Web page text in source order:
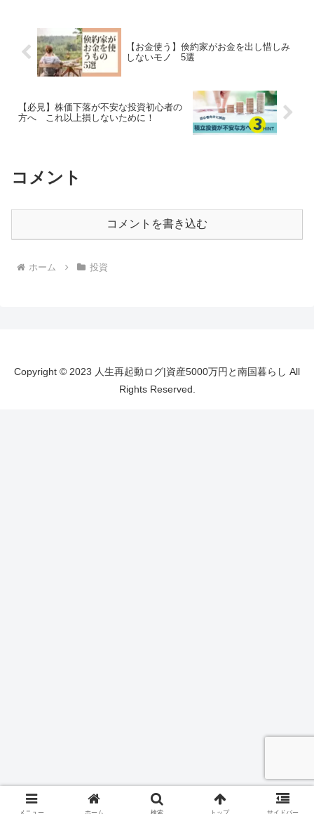
【お金使う】倹約家がお金を出し惜しみ
しないモノ 5選
【必見】株価下落が不安な投資初心者の
方へ これ以上損しないために！
コメント
コメントを書き込む
ホーム 投資
Copyright © 2023 人生再起動ログ|資産5000万円と南国暮らし All
Rights Reserved.
メニュー ホーム 検索 トップ サイドバー